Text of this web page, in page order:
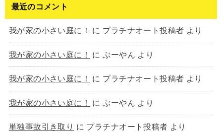
最近のコメント
我が家の小さい庭に！ に プラチナオート投稿者 より
我が家の小さい庭に！ にぶーやん より
我が家の小さい庭に！ に プラチナオート投稿者 より
我が家の小さい庭に！ にぶーやん より
単独事故引き取り に プラチナオート投稿者 より